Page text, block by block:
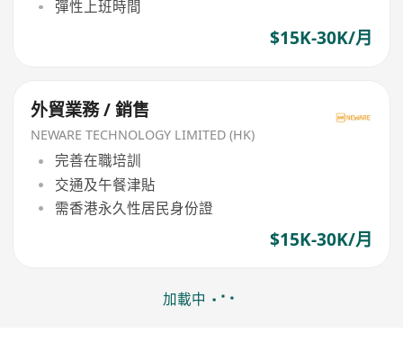
彈性上班時間
$15K-30K/月
外貿業務 / 銷售
NEWARE TECHNOLOGY LIMITED (HK)
完善在職培訓
交通及午餐津貼
需香港永久性居民身份證
$15K-30K/月
加載中